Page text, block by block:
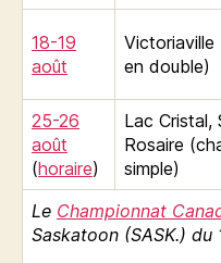
18-19
août
Victoriaville
en double)
25-26
août
(horaire)
Lac Cristal,
Rosaire
simple)
Le Championnat
Saskatoon (SASK.) du